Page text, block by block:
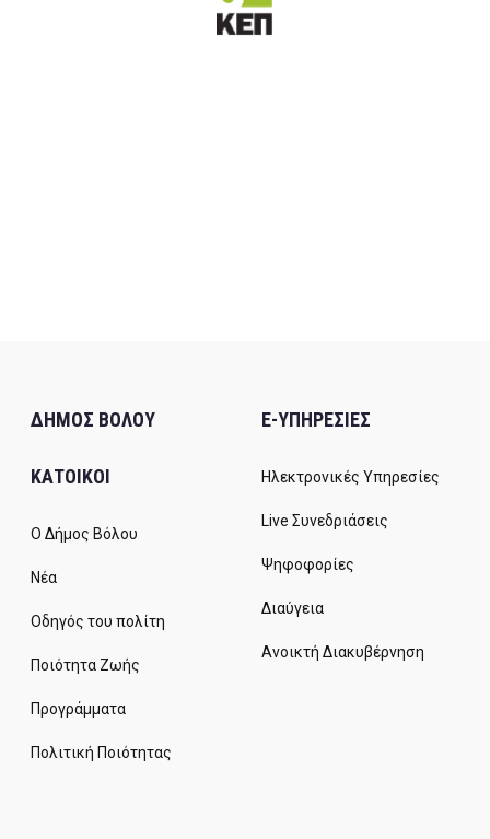
ΔΗΜΟΣ ΒΟΛΟΥ
ΚΑΤΟΙΚΟΙ
Ο Δήμος Βόλου
Νέα
Οδηγός του πολίτη
Ποιότητα Ζωής
Προγράμματα
Πολιτική Ποιότητας
E-ΥΠΗΡΕΣΙΕΣ
Ηλεκτρονικές Υπηρεσίες
Live Συνεδριάσεις
Ψηφοφορίες
Διαύγεια
Ανοικτή Διακυβέρνηση